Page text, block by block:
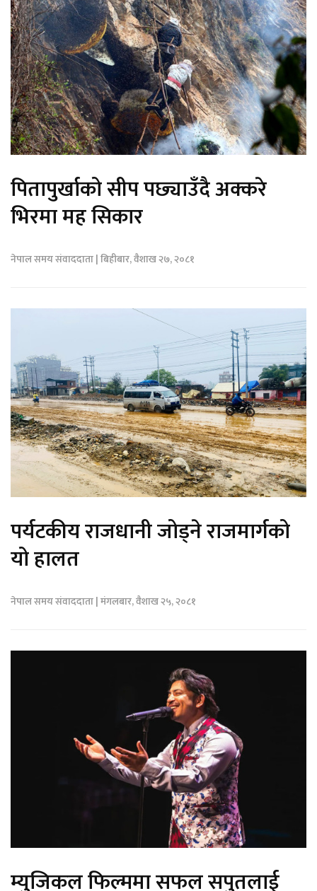
पितापुर्खाको सीप पछ्याउँदै अक्करे
भिरमा मह सिकार
नेपाल समय संवाददाता | बिहीबार, वैशाख २७, २०८१
पर्यटकीय राजधानी जोड्ने राजमार्गको
यो हालत
नेपाल समय संवाददाता | मंगलबार, वैशाख २५, २०८१
म्युजिकल फिल्ममा सफल सपुतलाई